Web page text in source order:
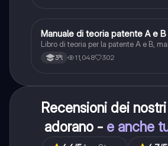
Italiano
Manuale di teoria patente A e B
Libro di teoria per la patente A e B,
3ªl 11,048 302
Recensioni dei
adorano - e anche